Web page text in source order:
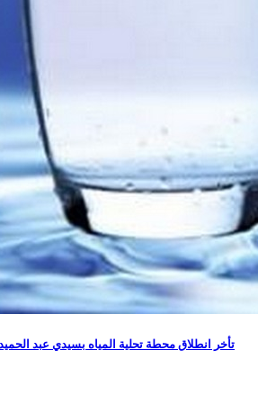
تأخر انطلاق محطة تحلية المياه بسيدي عبد